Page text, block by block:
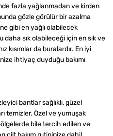
fazla yağlanmadan ve kirden
gözle görülür bir azalma
gibi en yağlı olabilecek
sık olabileceği için en sık ve
kısımlar da buralardır. En iyi
ihtiyaç duyduğu bakımı
bantlar sağlıklı, güzel
temizler. Özel ve yumuşak
bile tercih edilen ve